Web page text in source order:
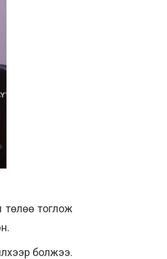
төлөө тоглож
болжээ.